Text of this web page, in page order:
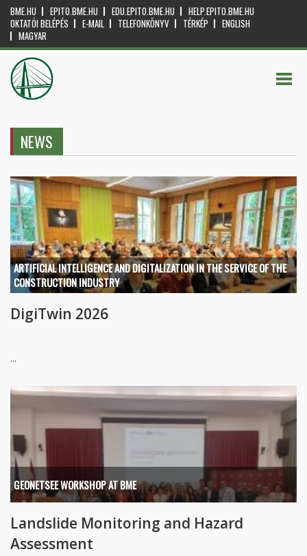
BME.HU EPITO.BME.HU EDU.EPITO.BME.HU
HELP.EPITO.BME.HU
OKTATÓI BELÉPÉS
E-MAIL TELEFONKÖNYV TÉRKÉP
ENGLISH
MAGYAR
NEWS
ARTIFICIAL INTELLIGENCE AND DIGITALIZATION IN THE SERVICE OF THE
CONSTRUCTION INDUSTRY
DigiTwin 2026
...
GEONETSEE WORKSHOP AT BME
Landslide Monitoring and Hazard
Assessment